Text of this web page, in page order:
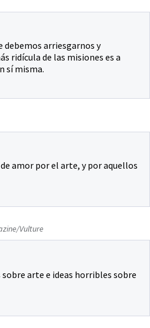
debemos arriesgarnos y
ridícula de las misiones es a
sí misma.
amor por el arte, y por aquellos
Vulture
arte e ideas horribles sobre